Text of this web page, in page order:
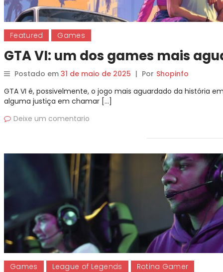
Featured Games
GTA VI: um dos games mais
Postado em 31 de maio de 2025 | Por Shopinfo
GTA VI é, possivelmente, o jogo mais aguardado da história
alguma justiça em chamar […]
Deixe um comentario
Games League of Legends Rotina Gamer